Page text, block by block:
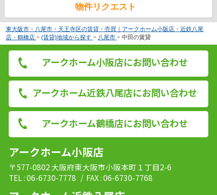
物件リクエスト
東大阪市・八尾市・天王寺区の賃貸・売買｜アークホーム小阪店・近鉄八尾
店・鶴橋店 > (賃貸)地域から探す > 八尾市 > 中田の賃貸
アークホーム小阪店にお問い合わせ
アークホーム近鉄八尾店にお問い合わせ
アークホーム鶴橋店にお問い合わせ
アークホーム小阪店
〒577-0802 大阪府東大阪市小阪本町１丁目2-6
TEL : 06-6730-7778 / FAX : 06-6730-7768